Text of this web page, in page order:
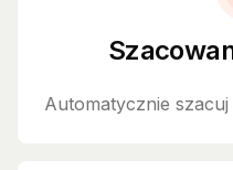
Automatycznie